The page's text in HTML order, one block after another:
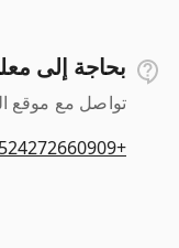
بحاجة إلى
تواصل مع موقع
+524272660909